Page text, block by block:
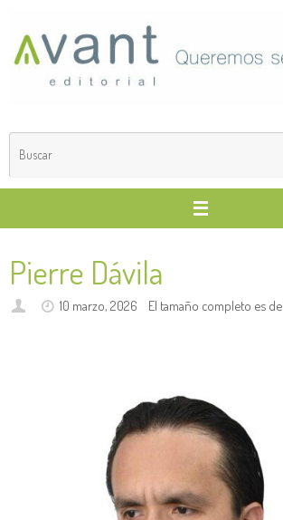
contenido
Pierre Dávila
10 marzo, 2026 El tamaño completo es de